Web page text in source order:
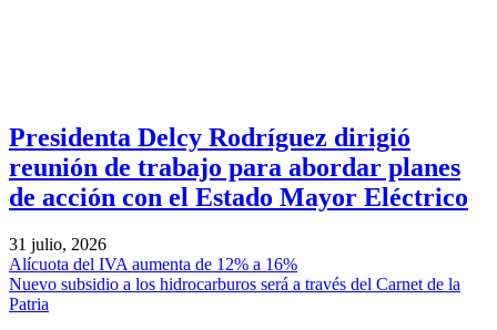
Presidenta Delcy Rodríguez dirigió
reunión de trabajo para abordar planes
de acción con el Estado Mayor Eléctrico
31 julio, 2026
Alícuota del IVA aumenta de 12% a 16%
Nuevo subsidio a los hidrocarburos será a través del Carnet de la
Patria